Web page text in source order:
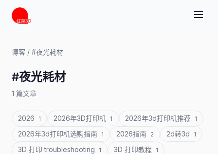
博客 / #夜光耗材
#夜光耗材
1 篇文章
2026 1 2026年3D打印机 1 2026年3d打印机推荐 1
2026年3d打印机选购指南 1 2026指南 2 2d转3d 1
3D 打印 troubleshooting 1 3D 打印教程 1